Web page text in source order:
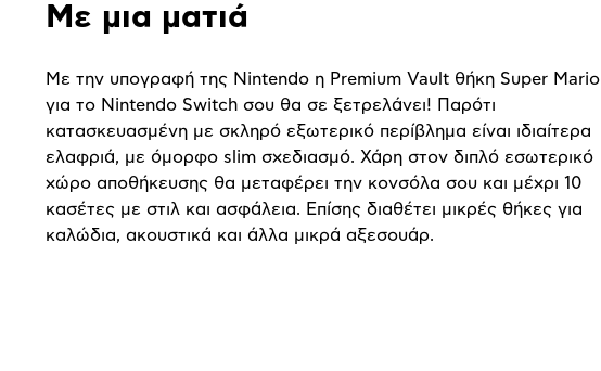
Με μια ματιά
Με την υπογραφή της Nintendo η Premium Vault θήκη Super Mario
για το Nintendo Switch σου θα σε ξετρελάνει! Παρότι
κατασκευασμένη με σκληρό εξωτερικό περίβλημα είναι ιδιαίτερα
ελαφριά, με όμορφο slim σχεδιασμό. Χάρη στον διπλό εσωτερικό
χώρο αποθήκευσης θα μεταφέρει την κονσόλα σου και μέχρι 10
κασέτες με στιλ και ασφάλεια. Επίσης διαθέτει μικρές θήκες για
καλώδια, ακουστικά και άλλα μικρά αξεσουάρ.